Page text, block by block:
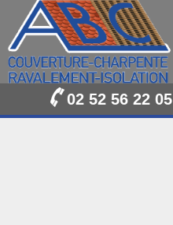
02 52 56 22 05